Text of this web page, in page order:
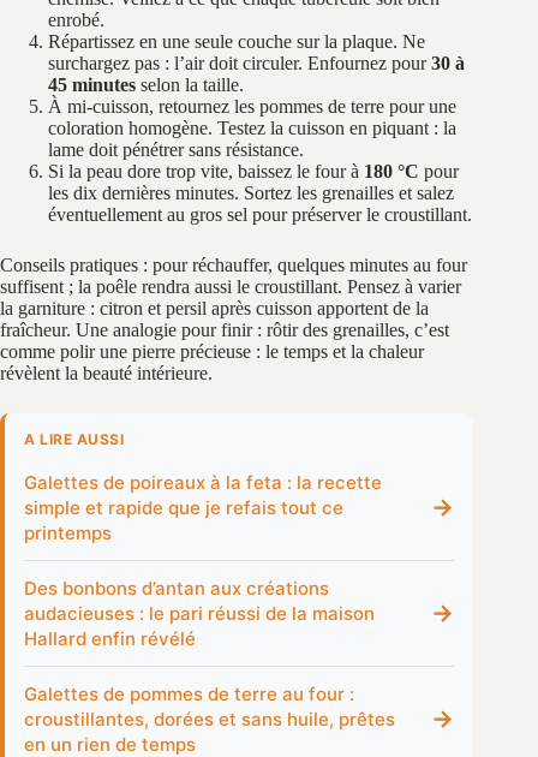
enrobé.
Répartissez en une seule couche sur la plaque. Ne
surchargez pas : l’air doit circuler. Enfournez pour30 à
45 minutes selon la taille.
À mi-cuisson, retournez les pommes de terre pour une
coloration homogène. Testez la cuisson en piquant : la
lame doit pénétrer sans résistance.
Si la peau dore trop vite, baissez le four à 180 °C pour
les dix dernières minutes. Sortez les grenailles et salez
éventuellement au gros sel pour préserver le croustillant.
Conseils pratiques : pour réchauffer, quelques minutes au four
suffisent ; la poêle rendra aussi le croustillant. Pensez à varier
la garniture : citron et persil après cuisson apportent de la
fraîcheur. Une analogie pour finir : rôtir des grenailles, c’est
comme polir une pierre précieuse : le temps et la chaleur
révèlent la beauté intérieure.
A LIRE AUSSI
Galettes de poireaux à la feta : la recette
simple et rapide que je refais tout ce
printemps
→
Des bonbons d’antan aux créations
audacieuses : le pari réussi de la maison
Hallard enfin révélé
→
Galettes de pommes de terre au four :
croustillantes, dorées et sans huile, prêtes
en un rien de temps
→